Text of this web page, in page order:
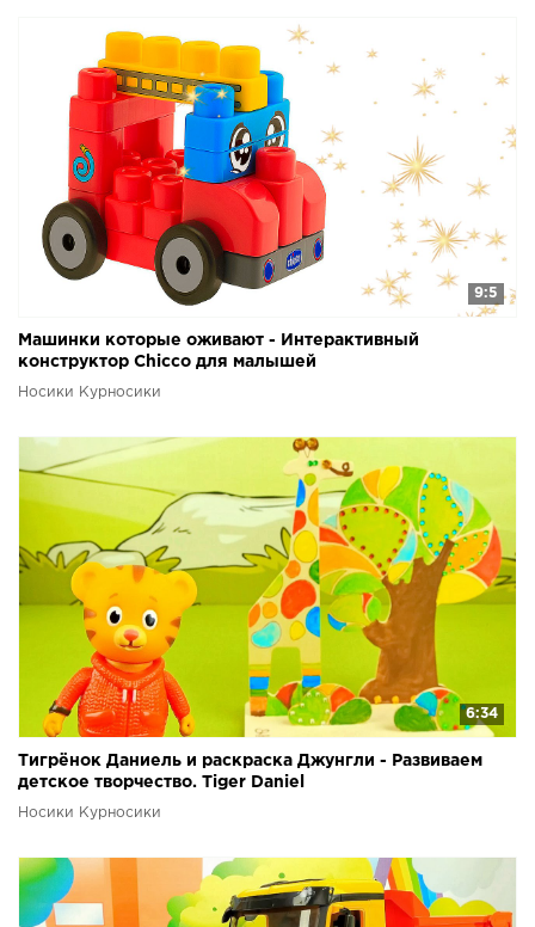
9:5
Машинки которые оживают - Интерактивный
конструктор Chicco для малышей
Носики Курносики
6:34
Тигрёнок Даниель и раскраска Джунгли - Развиваем
детское творчество. Tiger Daniel
Носики Курносики